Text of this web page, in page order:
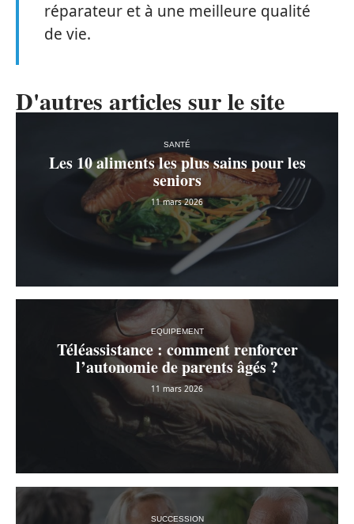
réparateur et à une meilleure qualité
de vie.
D'autres articles sur le site
SANTÉ
Les 10 aliments les plus sains pour les
seniors
11 mars 2026
EQUIPEMENT
Téléassistance : comment renforcer
l’autonomie de parents âgés ?
11 mars 2026
SUCCESSION